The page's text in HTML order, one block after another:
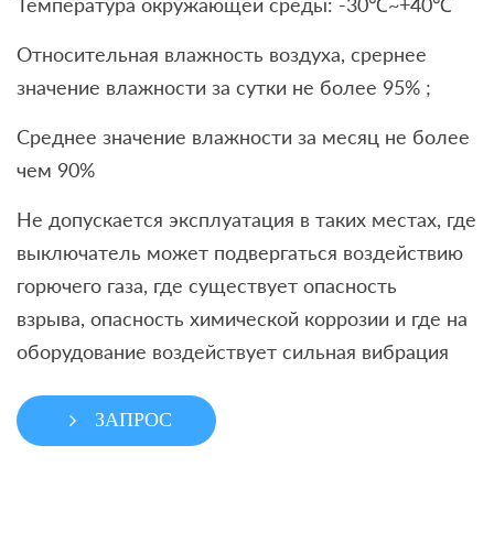
Температура окружающей среды: -30℃~+40℃
Относительная влажность воздуха, срернее
значение влажности за сутки не более 95% ;
Среднее значение влажности за месяц не более
чем 90%
Не допускается эксплуатация в таких местах, где
выключатель может подвергаться воздействию
горючего газа, где существует опасность
взрыва, опасность химической коррозии и где на
оборудование воздействует сильная вибрация
ЗАПРОС